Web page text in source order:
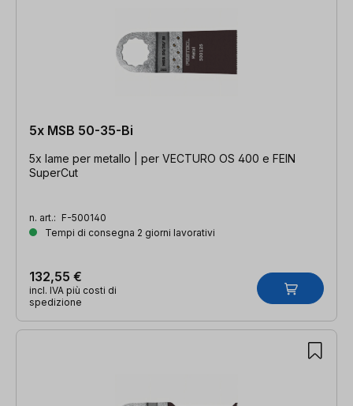
5x MSB 50-35-Bi
5x lame per metallo | per VECTURO OS 400 e FEIN
SuperCut
n. art.: F-500140
Tempi di consegna 2 giorni lavorativi
132,55 €
incl. IVA più costi di
spedizione